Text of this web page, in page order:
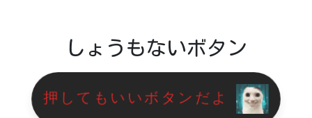
しょうもないボタン
押してもいいボタンだよ